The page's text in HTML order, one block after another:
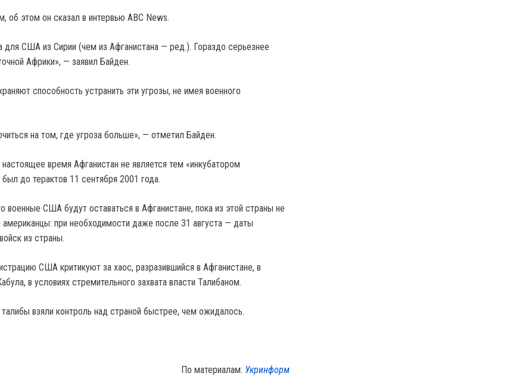
об этом он сказал в интервью ABC News.
для США из Сирии (чем из Афганистана — ред.). Гораздо серьезнее
Африки», — заявил Байден.
способность устранить эти угрозы, не имея военного
на том, где угроза больше», — отметил Байден.
время Афганистан не является тем «инкубатором
до терактов 11 сентября 2001 года.
военные США будут оставаться в Афганистане, пока из этой страны не
американцы: при необходимости даже после 31 августа — даты
из страны.
США критикуют за хаос, разразившийся в Афганистане, в
в условиях стремительного захвата власти Талибаном.
взяли контроль над страной быстрее, чем ожидалось.
По материалам: Укринформ